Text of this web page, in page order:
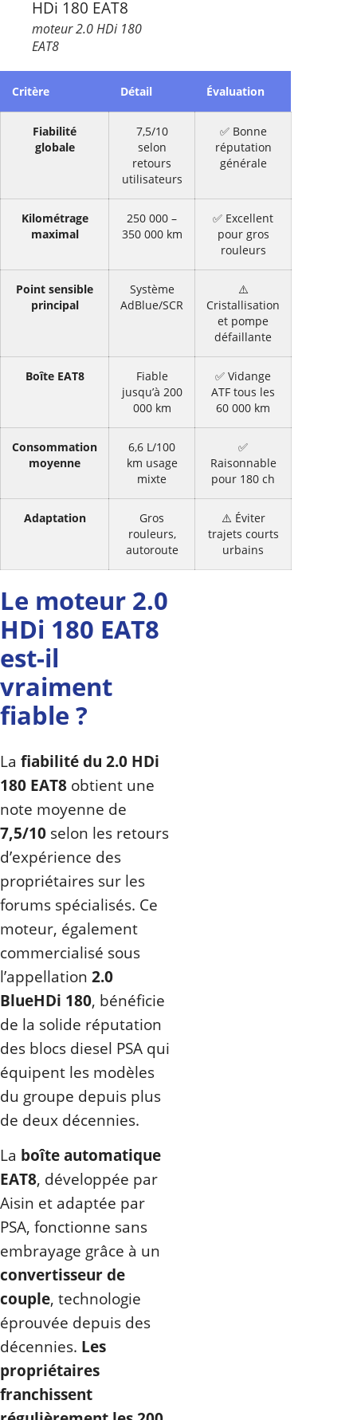
moteur 2.0 HDi 180
EAT8
Critère Détail Évaluation
Fiabilité
globale
7,5/10
selon
retours
utilisateurs
✅ Bonne
réputation
générale
Kilométrage
maximal
250 000 –
350 000 km
✅ Excellent
pour gros
rouleurs
Point sensible
principal
Système
AdBlue/SCR
⚠️
Cristallisation
et pompe
défaillante
Boîte EAT8
Fiable
jusqu’à 200
000 km
✅ Vidange
ATF tous les
60 000 km
Consommation
moyenne
6,6 L/100
km usage
mixte
✅
Raisonnable
pour 180 ch
Adaptation
Gros
rouleurs,
autoroute
⚠️ Éviter
trajets courts
urbains
Le moteur 2.0
HDi 180 EAT8
est-il
vraiment
fiable ?
La fiabilité du 2.0 HDi
180 EAT8 obtient une
note moyenne de
7,5/10 selon les retours
d’expérience des
propriétaires sur les
forums spécialisés. Ce
moteur, également
commercialisé sous
l’appellation 2.0
BlueHDi 180, bénéficie
de la solide réputation
des blocs diesel PSA qui
équipent les modèles
du groupe depuis plus
de deux décennies.
La boîte automatique
EAT8, développée par
Aisin et adaptée par
PSA, fonctionne sans
embrayage grâce à un
convertisseur de
couple, technologie
éprouvée depuis des
décennies. Les
propriétaires
franchissent